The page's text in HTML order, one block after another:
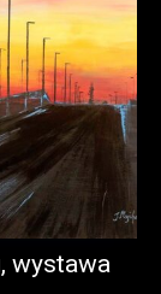
wystawa